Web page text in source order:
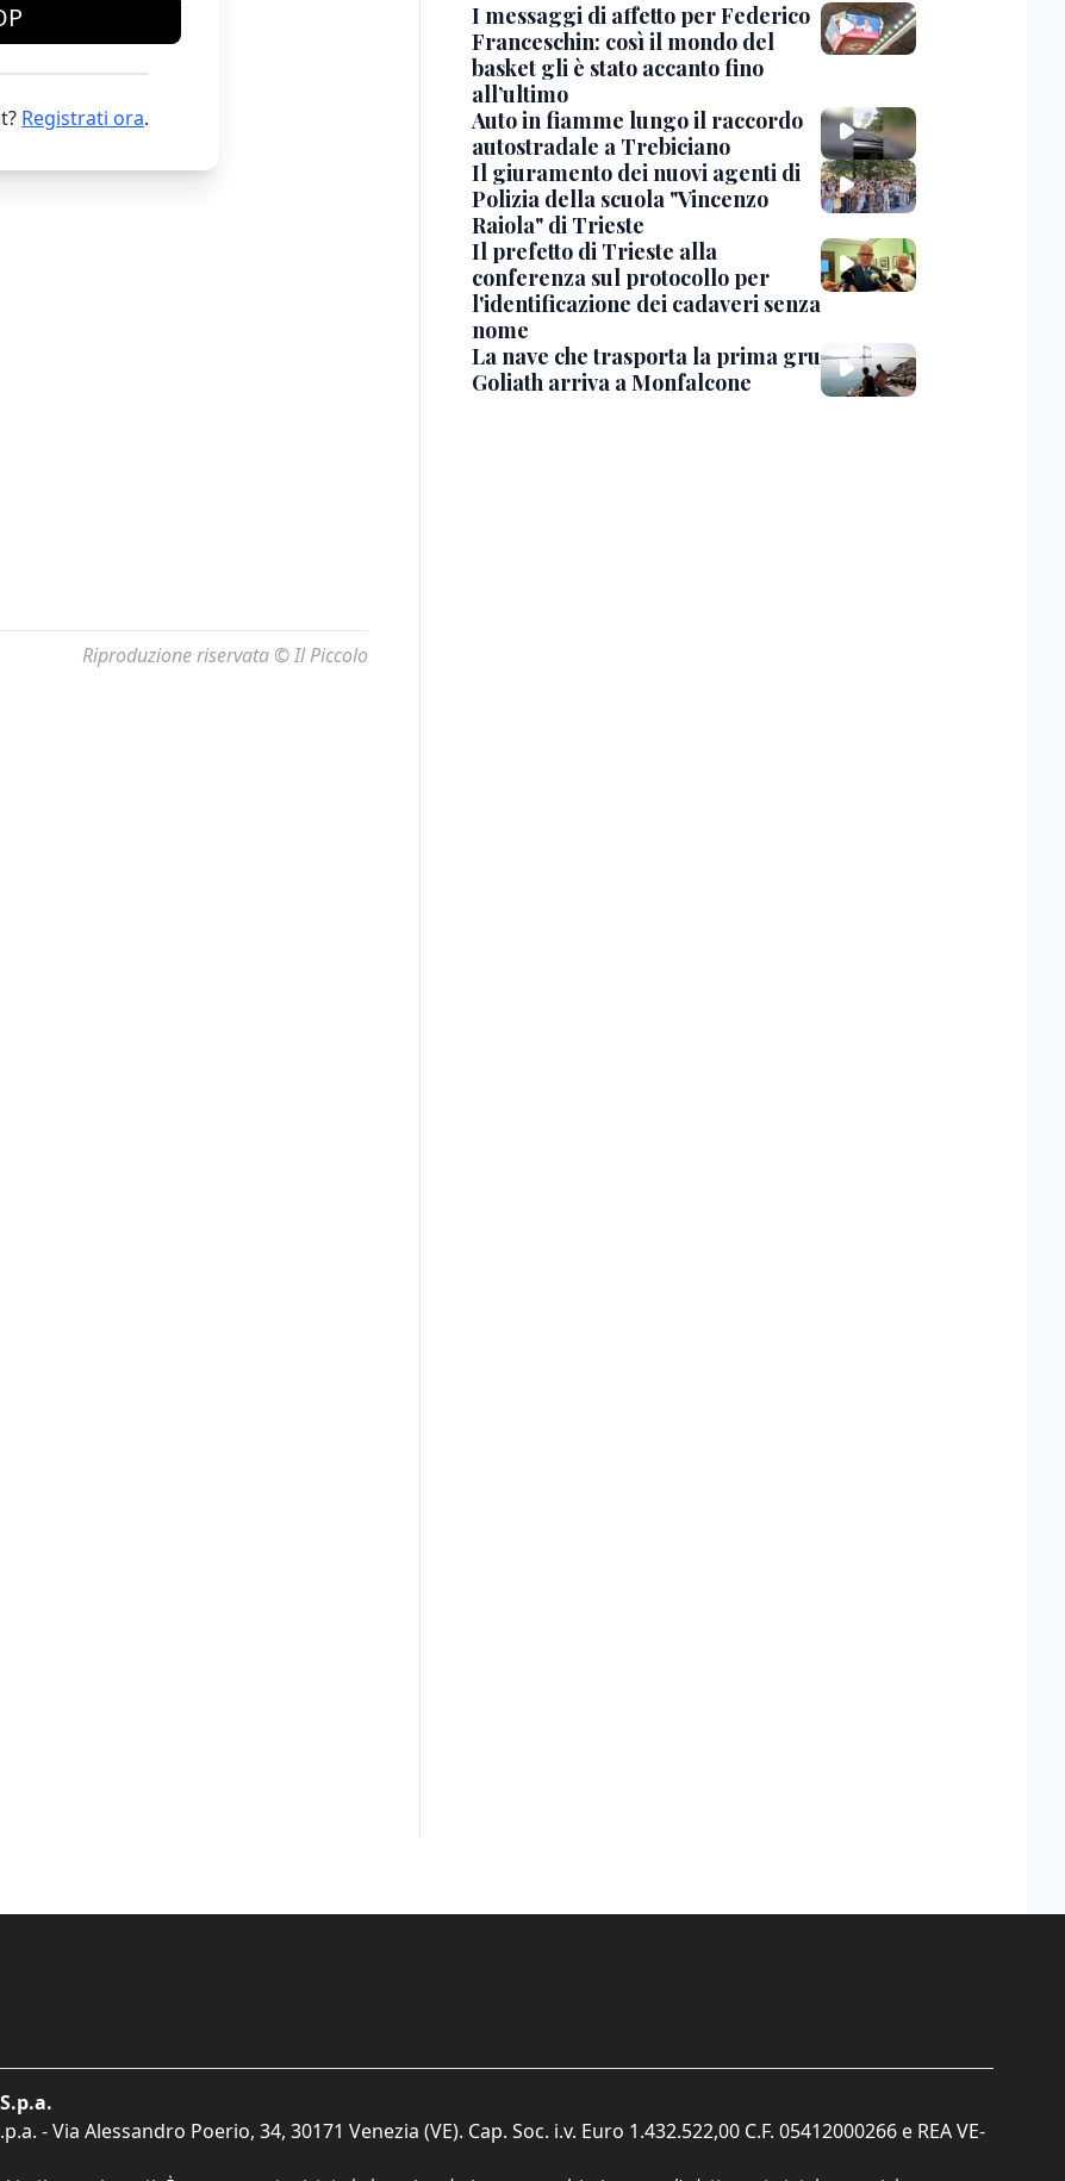
Registrati ora.
Riproduzione riservata © Il Piccolo
I messaggi di affetto per Federico
Franceschin: così il mondo del
basket gli è stato accanto fino
all’ultimo
Auto in fiamme lungo il raccordo
autostradale a Trebiciano
Il giuramento dei nuovi agenti di
Polizia della scuola "Vincenzo
Raiola" di Trieste
Il prefetto di Trieste alla
conferenza sul protocollo per
l'identificazione dei cadaveri senza
nome
La nave che trasporta la prima gru
Goliath arriva a Monfalcone
- Via Alessandro Poerio, 34, 30171 Venezia (VE). Cap. Soc. i.v. Euro 1.432.522,00 C.F. 05412000266 e REA VE-